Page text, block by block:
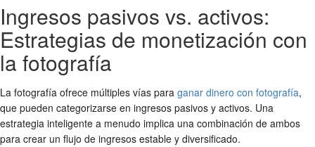
Ingresos pasivos vs. activos:
Estrategias de monetización con
la fotografía
La fotografía ofrece múltiples vías para ganar dinero con fotografía,
que pueden categorizarse en ingresos pasivos y activos. Una
estrategia inteligente a menudo implica una combinación de ambos
para crear un flujo de ingresos estable y diversificado.